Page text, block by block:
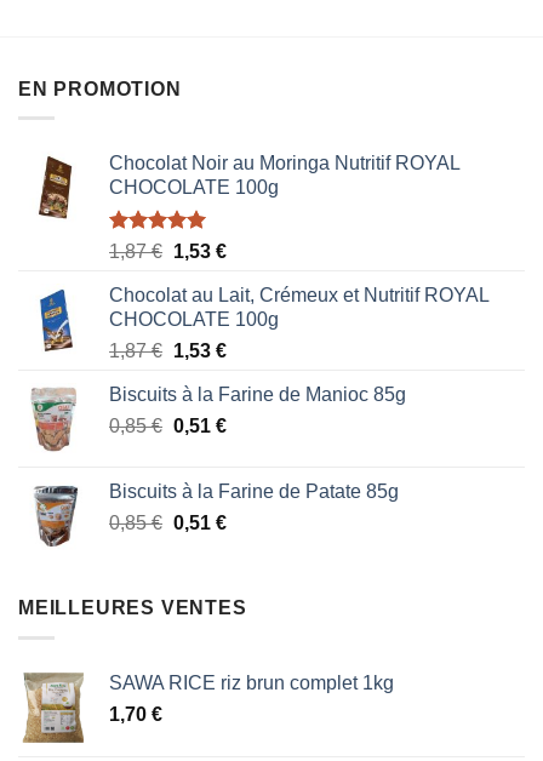
EN PROMOTION
Chocolat Noir au Moringa Nutritif ROYAL
CHOCOLATE 100g
Note5.00
1,87€ Le
initial
était :
1,87 €.
1,53 €Le
actuel
est :
1,53 €.
Chocolat au Lait, Crémeux et Nutritif ROYAL
CHOCOLATE 100g
1,87€ Le
initial
était :
1,53 €Le
actuel
est :
Biscuits à la Farine de Manioc 85g
0,85€ Le
était :
0,85 €.
0,51 €Le
est :
0,51 €.
Biscuits à la Farine de Patate 85g
0,85€ Le
était :
0,51 €Le
est :
MEILLEURES VENTES
SAWA RICE riz brun complet 1kg
1,70 €